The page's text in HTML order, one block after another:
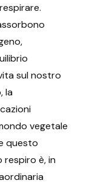
sul nostro
la
vegetale
questo
è, in